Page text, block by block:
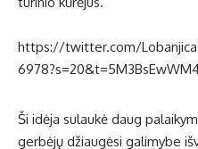
https://twitter.com/
Ši idėja sulaukė daug
gerbėjų džiaugėsi galimybe